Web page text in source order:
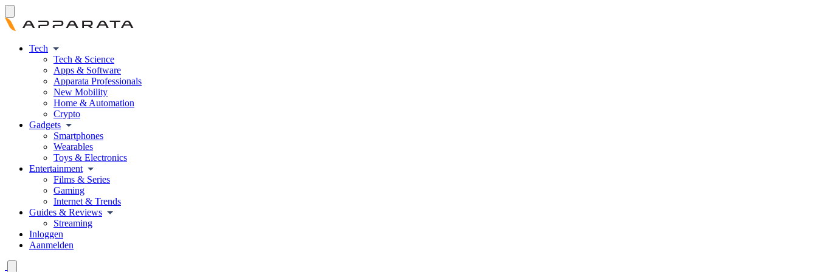
Tech
Tech & Science
Apps & Software
Apparata Professionals
New Mobility
Home & Automation
Crypto
Gadgets
Smartphones
Wearables
Toys & Electronics
Entertainment
Films & Series
Gaming
Internet & Trends
Guides & Reviews
Streaming
Inloggen
Aanmelden